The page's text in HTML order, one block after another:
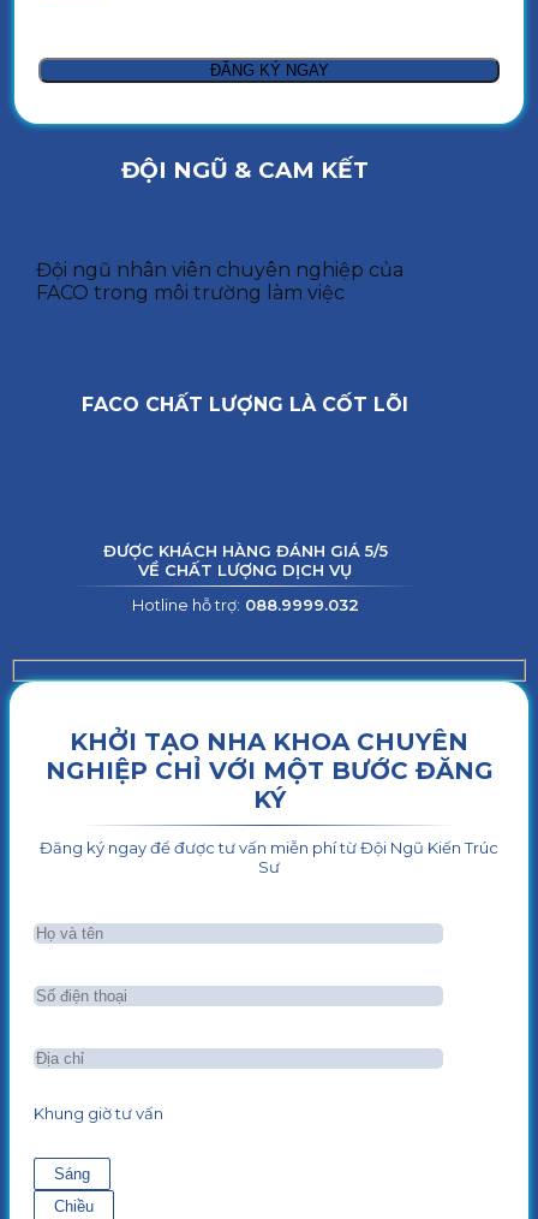
ĐỘI NGŨ & CAM KẾT
Đội ngũ nhân viên chuyên nghiệp của
FACO trong môi trường làm việc
FACO CHẤT LƯỢNG LÀ CỐT LÕI
ĐƯỢC KHÁCH HÀNG ĐÁNH GIÁ 5/5
VỀ CHẤT LƯỢNG DỊCH VỤ
Hotline hỗ trợ: 088.9999.032
KHỞI TẠO NHA KHOA CHUYÊN
NGHIỆP CHỈ VỚI MỘT BƯỚC ĐĂNG
KÝ
Đăng ký ngay để được tư vấn miễn phí từ Đội Ngũ Kiến Trúc
Sư
Khung giờ tư vấn
Sáng
Chiều